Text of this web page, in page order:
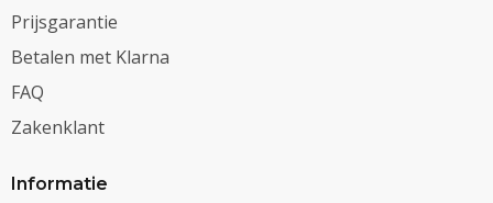
Prijsgarantie
Betalen met Klarna
FAQ
Zakenklant
Informatie